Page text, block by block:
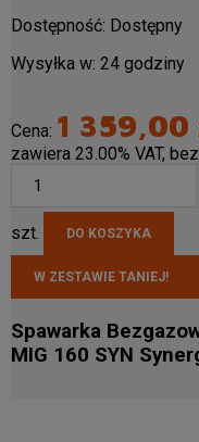
Dostępność: Dostępny
Wysyłka w: 24 godziny
Cena: 1 359,00
zawiera 23.00% VAT,
szt. DO KOSZYKA
W ZESTAWIE TANIEJ!
Spawarka
MIG 160 SYN